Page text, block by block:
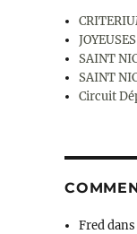
SAINT
SAINT
Circuit
Fred